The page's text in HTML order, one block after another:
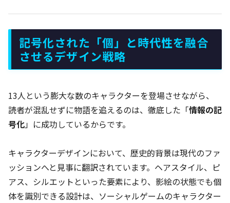
記号化された「個」と時代性を融合
させるデザイン戦略
13人という膨大な数のキャラクターを登場させながら、
読者が混乱せずに物語を追えるのは、徹底した「情報の記
号化」に成功しているからです。
キャラクターデザインにおいて、歴史的背景は現代のファ
ッションへと見事に翻訳されています。ヘアスタイル、ピ
アス、シルエットといった要素により、影絵の状態でも個
体を識別できる設計は、ソーシャルゲームのキャラクター